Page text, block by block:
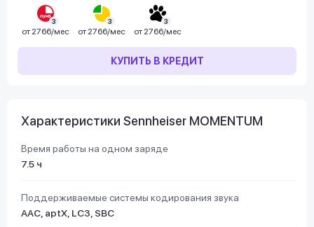
3
от 2766/мес
3
от 2766/мес
3
от 2766/мес
КУПИТЬ В КРЕДИТ
Характеристики Sennheiser MOMENTUM
Время работы на одном заряде
7.5 ч
Поддерживаемые системы кодирования звука
AAC, aptX, LC3, SBC